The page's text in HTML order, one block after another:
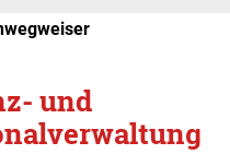
und